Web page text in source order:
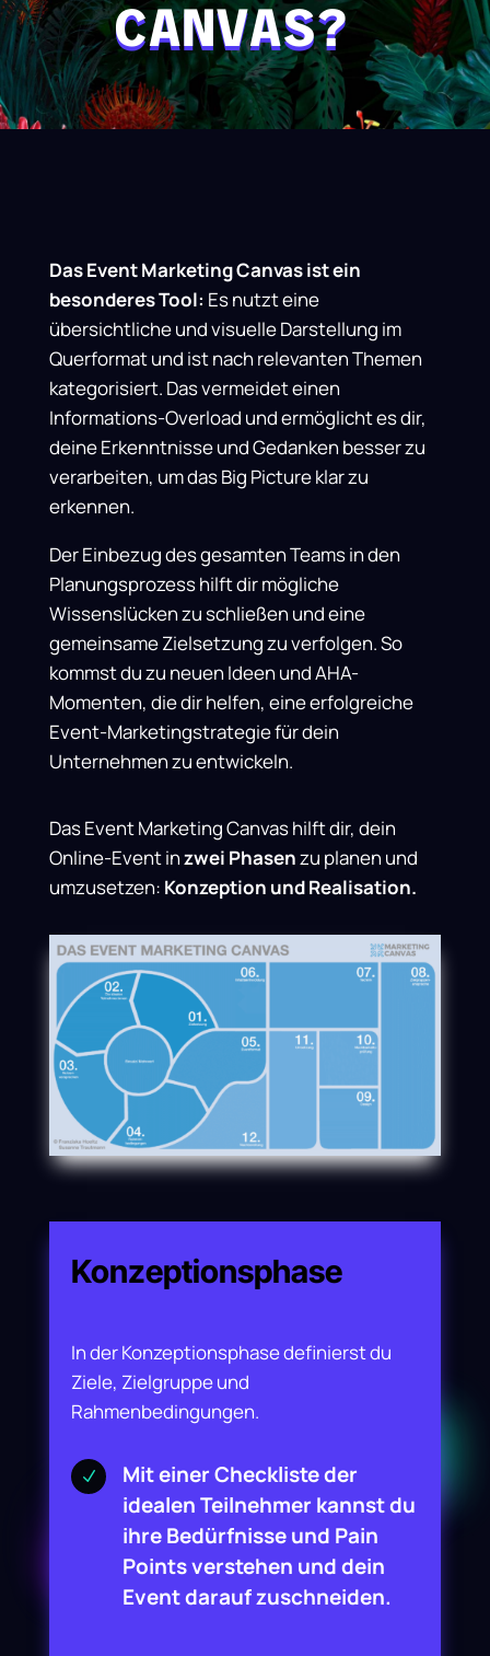
CANVAS?
Das Event Marketing Canvas ist ein
besonderes Tool: Es nutzt eine
übersichtliche und visuelle Darstellung im
Querformat und ist nach relevanten Themen
kategorisiert. Das vermeidet einen
Informations-Overload und ermöglicht es dir,
deine Erkenntnisse und Gedanken besser zu
verarbeiten, um das Big Picture klar zu
erkennen.
Der Einbezug des gesamten Teams in den
Planungsprozess hilft dir mögliche
Wissenslücken zu schließen und eine
gemeinsame Zielsetzung zu verfolgen.So
kommst du zu neuen Ideen und AHA-
Momenten, die dir helfen, eine erfolgreiche
Event-Marketingstrategie für dein
Unternehmen zu entwickeln.
Das Event Marketing Canvas hilft dir, dein
Online-Event inzwei Phasenzu planen und
umzusetzen: Konzeption und Realisation.
Konzeptionsphase
In der Konzeptionsphase definierst du
Ziele, Zielgruppe und
Rahmenbedingungen.
N
Mit einer Checkliste der
idealen Teilnehmer kannst du
ihre Bedürfnisse und Pain
Points verstehen und dein
Event darauf zuschneiden.